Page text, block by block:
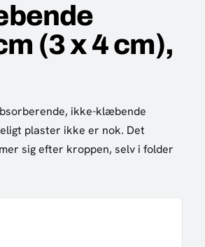
(3 x 4 cm),
ikke-klæbende
plaster ikke er nok. Det
sig efter kroppen, selv i folder